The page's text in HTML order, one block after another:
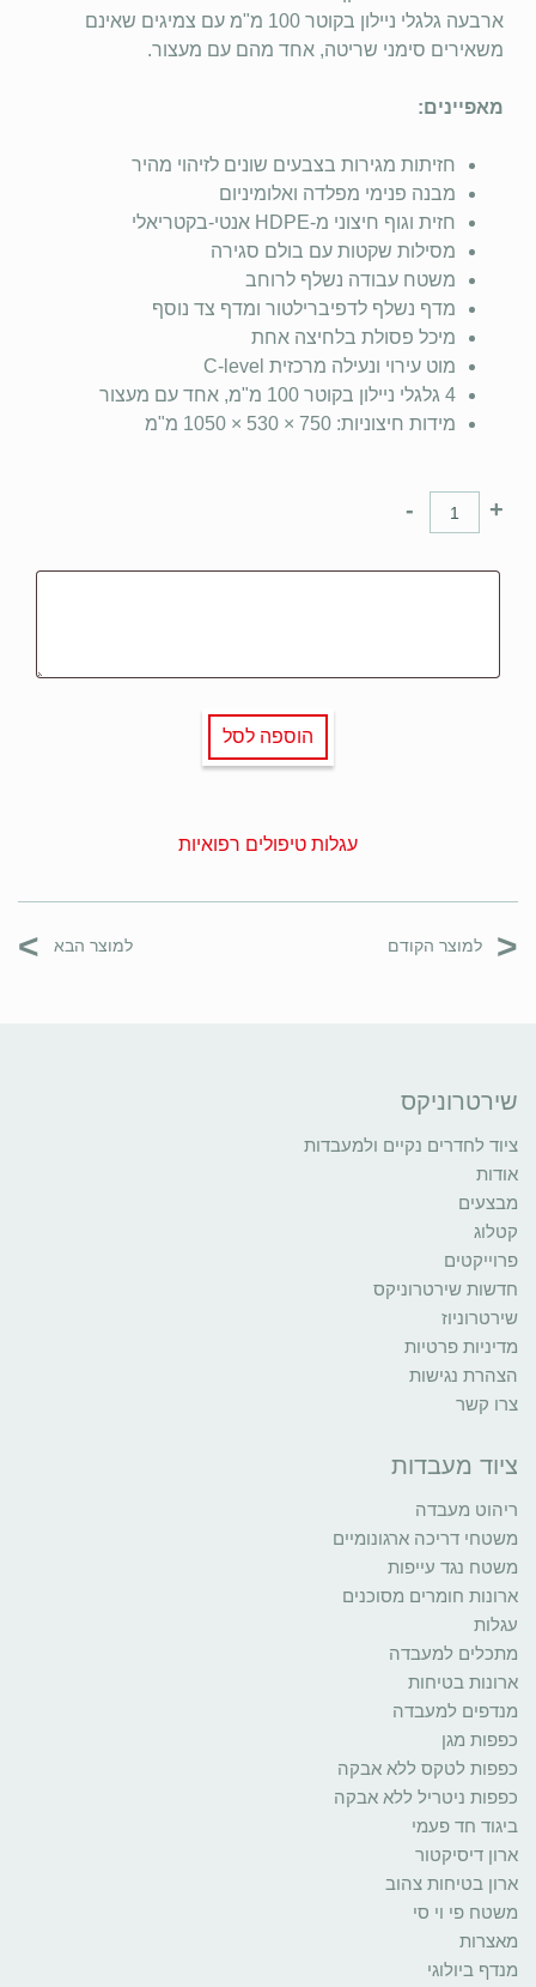
ארבעה גלגלי ניילון בקוטר 100 מ"מ עם צמיגים שאינם
משאירים סימני שריטה, אחד מהם עם מעצור.
מאפיינים:
חזיתות מגירות בצבעים שונים לזיהוי מהיר
מבנה פנימי מפלדה ואלומיניום
חזית וגוף חיצוני מ-HDPE אנטי-בקטריאלי
מסילות שקטות עם בולם סגירה
משטח עבודה נשלף לרוחב
מדף נשלף לדפיברילטור ומדף צד נוסף
מיכל פסולת בלחיצה אחת
מוט עירוי ונעילה מרכזית C-level
4 גלגלי ניילון בקוטר 100 מ"מ, אחד עם מעצור
מידות חיצוניות: 750 × 530 × 1050 מ"מ
+
-
הוספה לסל
עגלות טיפולים רפואיות
< למוצר הקודם למוצר הבא >
שירטרוניקס
ציוד לחדרים נקיים ולמעבדות
אודות
מבצעים
קטלוג
פרוייקטים
חדשות שירטרוניקס
שירטרוניוז
מדיניות פרטיות
הצהרת נגישות
צרו קשר
ציוד מעבדות
ריהוט מעבדה
משטחי דריכה ארגונומיים
משטח נגד עייפות
ארונות חומרים מסוכנים
עגלות
מתכלים למעבדה
ארונות בטיחות
מנדפים למעבדה
כפפות מגן
כפפות לטקס ללא אבקה
כפפות ניטריל ללא אבקה
ביגוד חד פעמי
ארון דיסיקטור
ארון בטיחות צהוב
משטח פי וי סי
מאצרות
מנדף ביולוגי